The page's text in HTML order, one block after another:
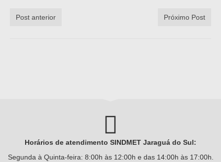
Post anterior Próximo Post
Horários de atendimento SINDMET Jaraguá do Sul:
Segunda à Quinta-feira: 8:00h às 12:00h e das 14:00h às 17:00h.